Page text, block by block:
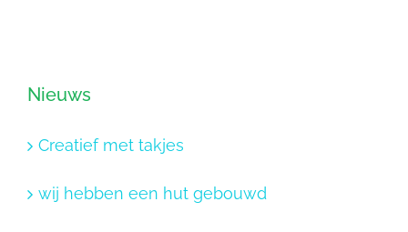
Nieuws
Creatief met takjes
wij hebben een hut gebouwd